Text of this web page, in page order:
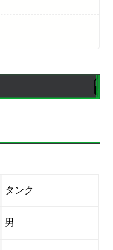
タンク
男